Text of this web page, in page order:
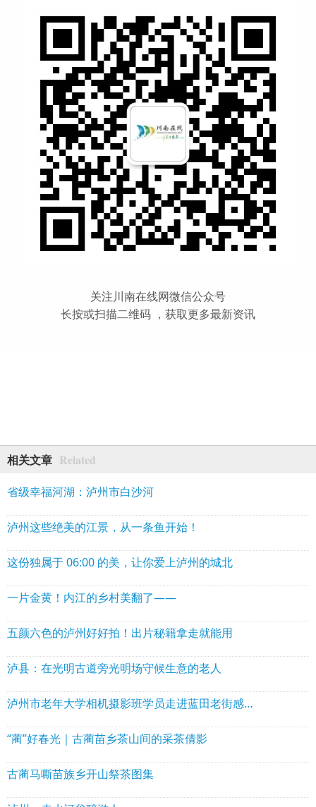
关注川南在线网微信公众号
长按或扫描二维码 ，获取更多最新资讯
相关文章 Related
省级幸福河湖：泸州市白沙河
泸州这些绝美的江景，从一条鱼开始！
这份独属于 06:00 的美，让你爱上泸州的城北
一片金黄！内江的乡村美翻了——
五颜六色的泸州好好拍！出片秘籍拿走就能用
泸县：在光明古道旁光明场守候生意的老人
泸州市老年大学相机摄影班学员走进蓝田老街感受浓郁“烟火味”
“蔺”好春光｜古蔺苗乡茶山间的采茶倩影
古蔺马嘶苗族乡开山祭茶图集